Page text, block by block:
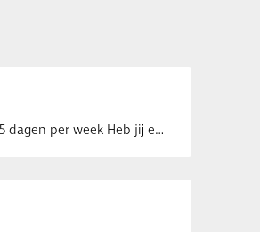
VERKOOPMEDEWERKER HORLOGES 4 tot 5 dagen per week Heb jij een passie voor …